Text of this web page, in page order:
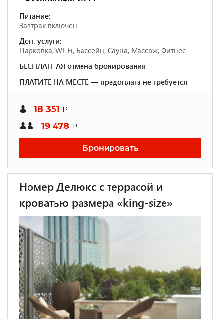
Питание:
Завтрак включен
Доп. услуги:
Парковка, WI-Fi, Бассейн, Сауна, Массаж, Фитнес
БЕСПЛАТНАЯ отмена бронирования
ПЛАТИТЕ НА МЕСТЕ — предоплата не требуется
18 351 ₽
19 478 ₽
Бронировать
Номер Делюкс с террасой и
кроватью размера «king-size»